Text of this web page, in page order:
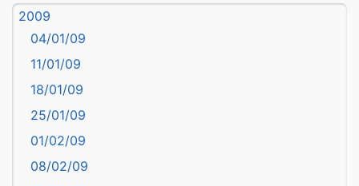
Balıkesir
Bartın
başkentler
Batman
Bayburt
Bilecik
Bingöl
2009
04/01/09
11/01/09
18/01/09
25/01/09
01/02/09
08/02/09